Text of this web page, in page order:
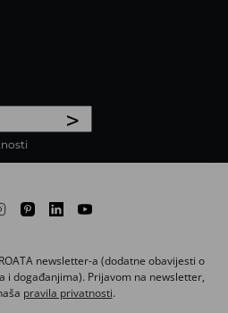
>
PinterestLinkedInYoutube
newsletter-a (dodatne obavijesti o
i događanjima). Prijavom na newsletter,
pravila privatnosti.